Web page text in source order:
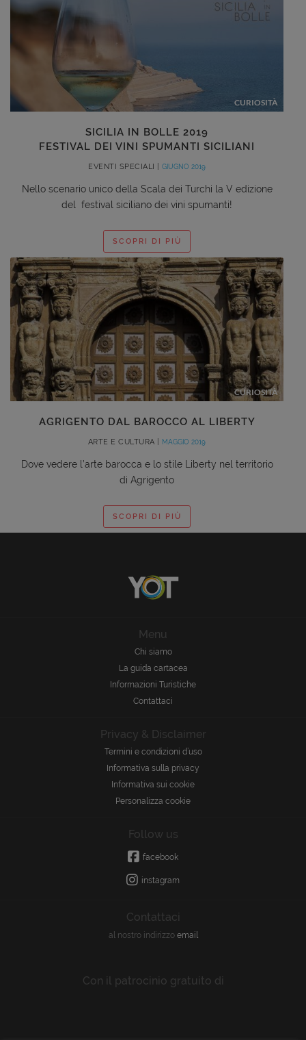
CURIOSITÀ
SICILIA IN BOLLE 2019
FESTIVAL DEI VINI SPUMANTI SICILIANI
EVENTI SPECIALI | GIUGNO 2019
Nello scenario unico della Scala dei Turchi la V edizione
del festival siciliano dei vini spumanti!
SCOPRI DI PIÙ
CURIOSITÀ
AGRIGENTO DAL BAROCCO AL LIBERTY
ARTE E CULTURA | MAGGIO 2019
Dove vedere l’arte barocca e lo stile Liberty nel territorio
di Agrigento
SCOPRI DI PIÙ
Menu
Chi siamo
La guida cartacea
Informazioni Turistiche
Contattaci
Privacy & Disclaimer
Termini e condizioni d’uso
Informativa sulla privacy
Informativa sui cookie
Personalizza cookie
Follow us
facebook
instagram
Contattaci
al nostro indirizzo email
Con il patrocinio gratuito di